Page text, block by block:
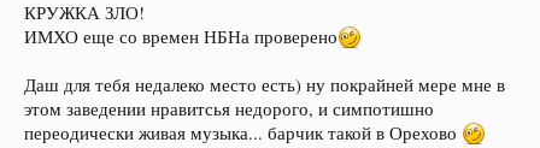
КРУЖКА ЗЛО!
ИМХО еще со времен НБНа проверено
Даш для тебя недалеко место есть) ну покрайней мере мне в
этом заведении нравитсья недорого, и симпотишно
переодически живая музыка... барчик такой в Орехово